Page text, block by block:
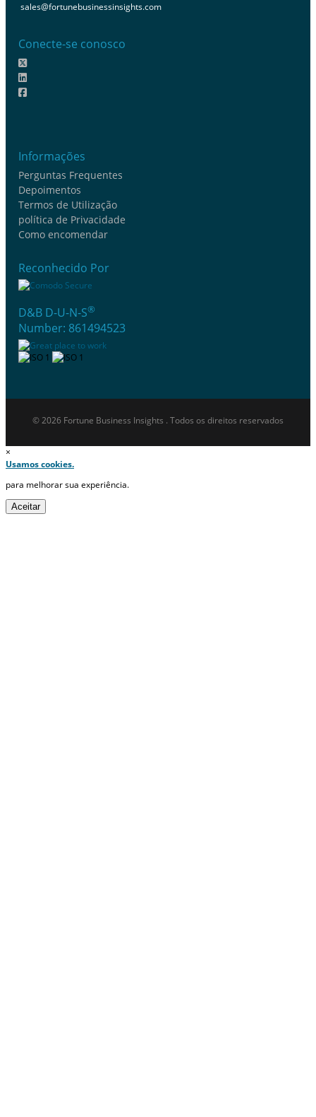
sales@fortunebusinessinsights.com
Conecte-se conosco
Informações
Perguntas Frequentes
Depoimentos
Termos de Utilização
política de Privacidade
Como encomendar
Reconhecido Por
D&B D-U-N-S®
Number: 861494523
© 2026 Fortune Business Insights . Todos os direitos reservados
×
Usamos cookies.
para melhorar sua experiência.
Aceitar